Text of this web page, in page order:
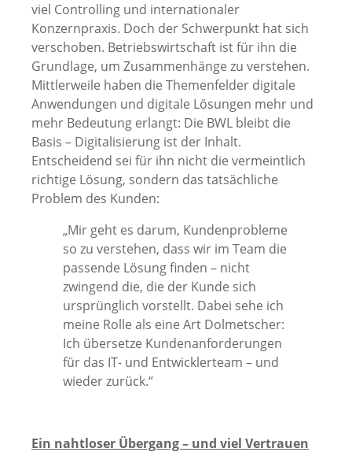
viel Controlling und internationaler
Konzernpraxis. Doch der Schwerpunkt hat sich
verschoben. Betriebswirtschaft ist für ihn die
Grundlage, um Zusammenhänge zu verstehen.
Mittlerweile haben die Themenfelder digitale
Anwendungen und digitale Lösungen mehr und
mehr Bedeutung erlangt: Die BWL bleibt die
Basis – Digitalisierung ist der Inhalt.
Entscheidend sei für ihn nicht die vermeintlich
richtige Lösung, sondern das tatsächliche
Problem des Kunden:
„Mir geht es darum, Kundenprobleme
so zu verstehen, dass wir im Team die
passende Lösung finden – nicht
zwingend die, die der Kunde sich
ursprünglich vorstellt. Dabei sehe ich
meine Rolle als eine Art Dolmetscher:
Ich übersetze Kundenanforderungen
für das IT- und Entwicklerteam – und
wieder zurück.“
Ein nahtloser Übergang – und viel Vertrauen